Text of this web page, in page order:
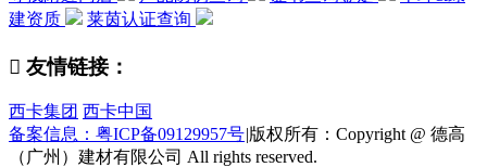
建资质
莱茵认证查询
 友情链接：
西卡集团 西卡中国
备案信息：粤ICP备09129957号|版权所有：Copyright @ 德高
（广州）建材有限公司 All rights reserved.